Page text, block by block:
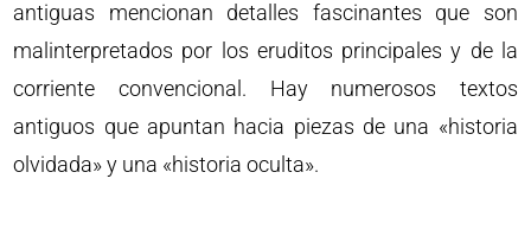
antiguas mencionan detalles fascinantes que son
malinterpretados por los eruditos principales y de la
corriente convencional. Hay numerosos textos
antiguos que apuntan hacia piezas de una «historia
olvidada» y una «historia oculta».